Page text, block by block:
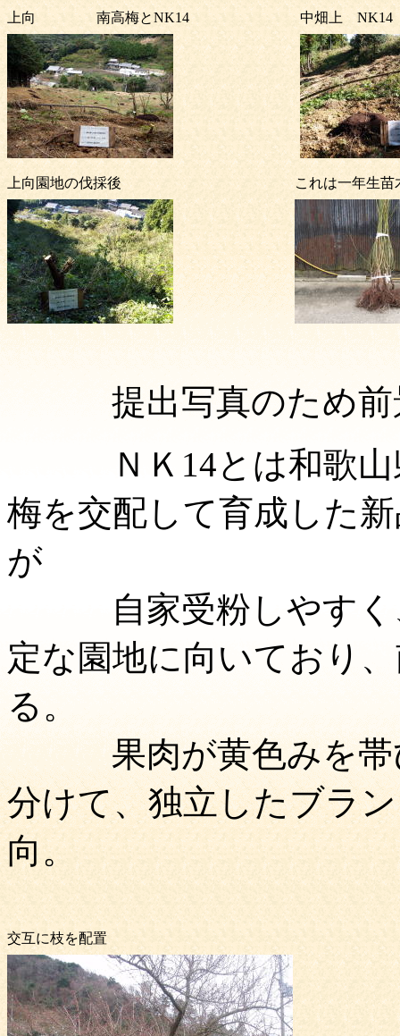
上向 南高梅とNK14 中畑上 NK14
上向園地の伐採後 これは一年生苗
提出写真のため前
ＮＫ14とは和歌山県
梅を交配して育成した
が
自家受粉しやすく、
定な園地に向いており
る。
果肉が黄色みを帯び
分けて、独立したブラ
向。
交互に枝を配置